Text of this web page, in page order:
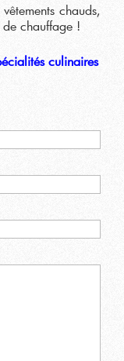
chauds,
de chauffage !
culinaires